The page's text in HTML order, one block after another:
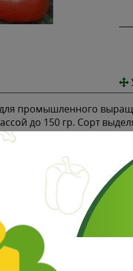
промышленного
до 150 гр. Сорт